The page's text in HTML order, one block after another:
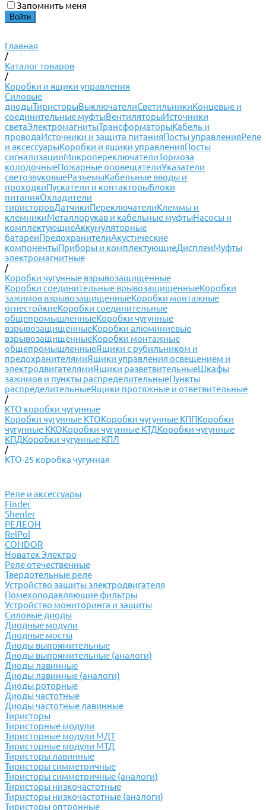
Запомнить меня
Главная
/
Каталог товаров
/
Коробки и ящики управления
Силовые
диодыТиристорыВыключателиСветильникиКонцевые и
соединительные муфтыВентиляторыИсточники
светаЭлектромагнитыТрансформаторыКабель и
проводаИсточники и защита питанияПосты управленияРеле
и аксессуарыКоробки и ящики управленияПосты
сигнализацииМикропереключателиТормоза
колодочныеПожарные оповещателиУказатели
светозвуковыеРазъемыКабельные вводы и
проходкиПускатели и контакторыБлоки
питанияОхладители
тиристоровДатчикиПереключателиКлеммы и
клемникиМеталлорукав и кабельные муфтыНасосы и
комплектующиеАккумуляторные
батареиПредохранителиАкустические
компонентыПриборы и комплектующиеДисплеиМуфты
электромагнитные
/
Коробки чугунные взрывозащищенные
Коробки соединительные врывозащищенныеКоробки
зажимов взрывозащищенныеКоробки монтажные
огнестойкиеКоробки соединительные
общепромышленныеКоробки чугунные
взрывозащищенныеКоробки алюминиевые
взрывозащищенныеКоробки монтажные
общепромышленныеЯщики с рубильником и
предохранителямиЯщики управления освещением и
электродвигателямиЯщики разветвительныеШкафы
зажимов и пункты распределительныеПункты
распределительныеЯщики протяжные и ответвительные
/
КТО коробки чугунные
Коробки чугунные КТОКоробки чугунные КППКоробки
чугунные ККОКоробки чугунные КТДКоробки чугунные
КПДКоробки чугунные КПЛ
/
КТО-25 коробка чугунная
Реле и аксессуары
Finder
Shenler
РЕЛЕОН
RelPol
CONDOR
Новатек Электро
Реле отечественные
Твердотельные реле
Устройство защиты электродвигателя
Помехоподавляющие фильтры
Устройство мониторинга и защиты
Силовые диоды
Диодные модули
Диодные мосты
Диоды выпрямительные
Диоды выпрямительные (аналоги)
Диоды лавинные
Диоды лавинные (аналоги)
Диоды роторные
Диоды частотные
Диоды частотные лавинные
Тиристоры
Тиристорные модули
Тиристорные модули МДТ
Тиристорные модули МТД
Тиристоры лавинные
Тиристоры симметричные
Тиристоры симметричные (аналоги)
Тиристоры низкочастотные
Тиристоры низкочастотные (аналоги)
Тиристоры оптронные